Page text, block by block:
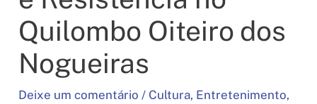
Quilombo Oiteiro dos
Nogueiras
Deixe um comentário / Cultura, Entretenimento,